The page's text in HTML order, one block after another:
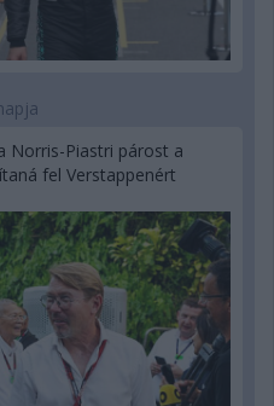
Norris-Piastri párost a
fel Verstappenért